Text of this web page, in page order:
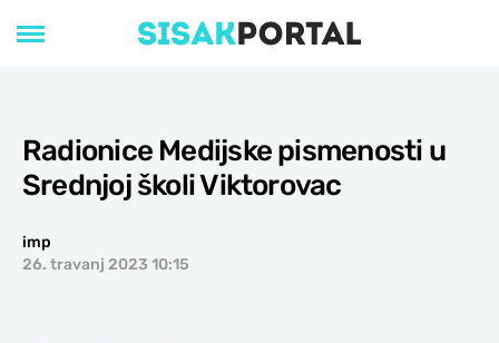
Radionice Medijske pismenosti u
Srednjoj školi Viktorovac
imp
26. travanj 2023 10:15